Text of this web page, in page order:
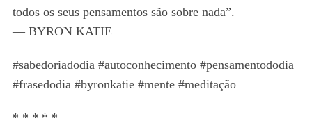
todos os seus pensamentos são sobre nada”.
— BYRON KATIE
#sabedoriadodia #autoconhecimento #pensamentododia
#frasedodia #byronkatie #mente #meditação
* * * * *